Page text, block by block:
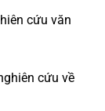
cứu văn
cứu về